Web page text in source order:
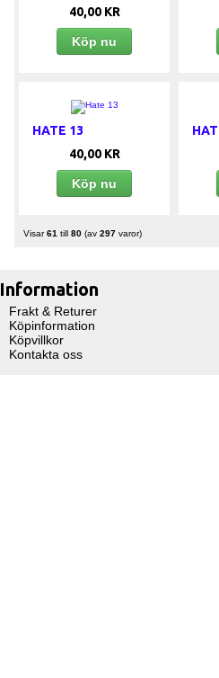
40,00 KR
Köp nu
HATE 13
40,00 KR
Köp nu
Visar61 till 80 (av 297 varor)
Information
Frakt & Returer
Köpinformation
Köpvillkor
Kontakta oss